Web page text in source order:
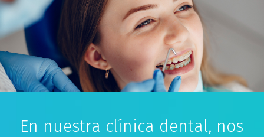
En nuestra clínica dental, nos